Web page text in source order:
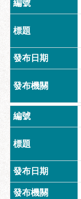
常
問
答
雙
詞
彙
陳
情
系
統
政